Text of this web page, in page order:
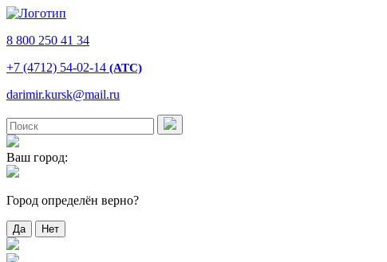
8 800 250 41 34
+7 (4712) 54-02-14 (АТС)
darimir.kursk@mail.ru
Ваш город:
Город определён верно?
Да Нет